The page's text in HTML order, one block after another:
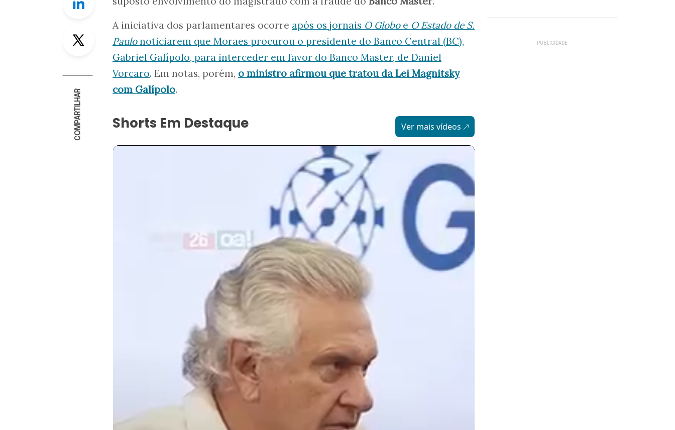
Twitter
COMPARTILHAR
A iniciativa dos parlamentares ocorre após os jornais O Globoe O Estado de S.
Paulonoticiarem que Moraes procurou o presidente do Banco Central (BC),
Gabriel Galípolo, para interceder em favor do Banco Master, de Daniel
Vorcaro. Em notas, porém, o ministro afirmou que tratou da Lei Magnitsky
com Galípolo.
Shorts Em Destaque Ver mais vídeos